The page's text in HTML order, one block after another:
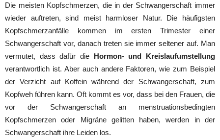
Die meisten Kopfschmerzen, die in der Schwangerschaft immer
wieder auftreten, sind meist harmloser Natur. Die häufigsten
Kopfschmerzanfälle kommen im ersten Trimester einer
Schwangerschaft vor, danach treten sie immer seltener auf. Man
vermutet, dass dafür die Hormon- und Kreislaufumstellung
verantwortlich ist. Aber auch andere Faktoren, wie zum Beispiel
der Verzicht auf Koffein während der Schwangerschaft, zum
Kopfweh führen kann. Oft kommt es vor, dass bei den Frauen, die
vor der Schwangerschaft an menstruationsbedingten
Kopfschmerzen oder Migräne gelitten haben, werden in der
Schwangerschaft ihre Leiden los.